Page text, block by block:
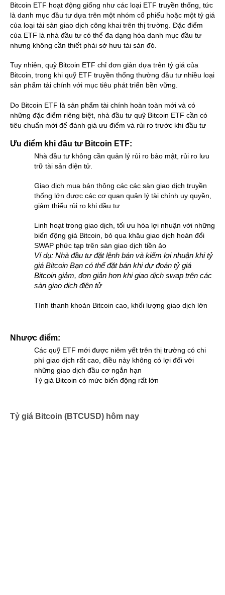
Bitcoin ETF hoạt động giống như các loại ETF truyền thống, tức
là danh mục đầu tư dựa trên một nhóm cổ phiếu hoặc một tỷ giá
của loại tài sản giao dịch công khai trên thị trường. Đặc điểm
của ETF là nhà đầu tư có thể đa dạng hóa danh mục đầu tư
nhưng không cần thiết phải sở hưu tài sản đó.
Tuy nhiên, quỹ Bitcoin ETF chỉ đơn giản dựa trên tỷ giá của
Bitcoin, trong khi quỹ ETF truyền thống thường đầu tư nhiều loại
sản phẩm tài chính với mục tiêu phát triển bền vững.
Do Bitcoin ETF là sản phẩm tài chính hoàn toàn mới và có
những đặc điểm riêng biệt, nhà đầu tư quỹ Bitcoin ETF cần có
tiêu chuẩn mới để đánh giá ưu điểm và rủi ro trước khi đầu tư
Ưu điểm khi đầu tư Bitcoin ETF:
Nhà đầu tư không cần quản lý rủi ro bảo mật, rủi ro lưu
trữ tài sản điện tử.
Giao dịch mua bán thông các các sàn giao dịch truyền
thống lớn được các cơ quan quản lý tài chính uy quyền,
giảm thiểu rủi ro khi đầu tư
Linh hoạt trong giao dịch, tối ưu hóa lợi nhuận với những
biến động giá Bitcoin, bỏ qua khâu giao dịch hoán đổi
SWAP phức tạp trên sàn giao dịch tiền ảo
Ví dụ: Nhà đầu tư đặt lệnh bán và kiếm lợi nhuận khi tỷ
giá Bitcoin Bạn có thể đặt bán khi dự đoán tỷ giá
Bitcoin giảm, đơn giản hơn khi giao dịch swap trên các
sàn giao dịch điện tử
Tính thanh khoản Bitcoin cao, khối lượng giao dịch lớn
Nhược điểm:
Các quỹ ETF mới được niêm yết trên thị trường có chi
phí giao dịch rất cao, điều này không có lợi đối với
những giao dịch đầu cơ ngắn hạn
Tỷ giá Bitcoin có mức biến động rất lớn
Tỷ giá Bitcoin (BTCUSD) hôm nay